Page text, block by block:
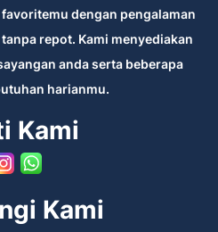
dengan pengalaman
repot. Kami menyediakan
anda serta beberapa
harianmu.
Kami
Kami